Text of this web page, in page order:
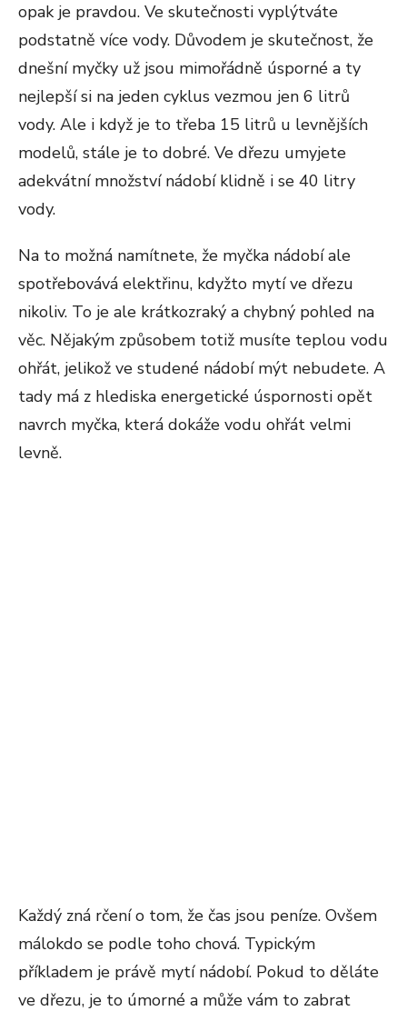
opak je pravdou. Ve skutečnosti vyplýtváte
podstatně více vody. Důvodem je skutečnost, že
dnešní myčky už jsou mimořádně úsporné a ty
nejlepší si na jeden cyklus vezmou jen 6 litrů
vody. Ale i když je to třeba 15 litrů u levnějších
modelů, stále je to dobré. Ve dřezu umyjete
adekvátní množství nádobí klidně i se 40 litry
vody.
Na to možná namítnete, že myčka nádobí ale
spotřebovává elektřinu, kdyžto mytí ve dřezu
nikoliv. To je ale krátkozraký a chybný pohled na
věc. Nějakým způsobem totiž musíte teplou vodu
ohřát, jelikož ve studené nádobí mýt nebudete. A
tady má z hlediska energetické úspornosti opět
navrch myčka, která dokáže vodu ohřát velmi
levně.
Každý zná rčení o tom, že čas jsou peníze. Ovšem
málokdo se podle toho chová. Typickým
příkladem je právě mytí nádobí. Pokud to děláte
ve dřezu, je to úmorné a může vám to zabrat